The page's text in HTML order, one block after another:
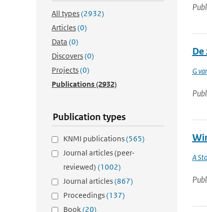
All types(2932)
Articles(0)
Data (0)
Discovers(0)
Projects(0)
Publications(2932)
Publication types
KNMI publications(565)
Journal articles (peer-
reviewed) (1002)
Journal articles(867)
Proceedings(137)
Book(20)
G
A